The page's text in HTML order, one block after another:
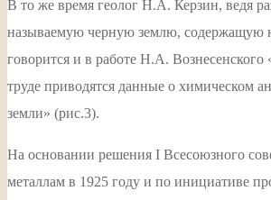
В то же время геолог Н.А. Керзин, ведя
называемую черную землю, содержащую
говорится и в работе Н.А.
труде приводятся данные о химическом
земли» (рис.3).
На основании решения I Всесоюзного
металлам в 1925 году и по инициативе